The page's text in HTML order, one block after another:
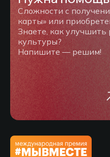
Сложности с
карты» или
Знаете, как
культуры?
Напишите — решим!